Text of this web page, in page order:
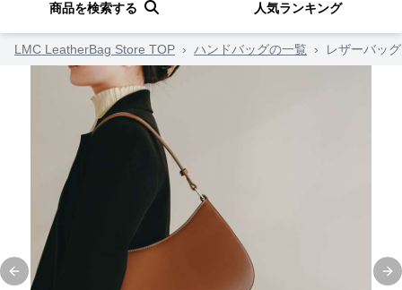
商品を検索する 人気ランキング
LMC LeatherBag Store TOP › ハンドバッグの一覧 › レザーバッ
Previous slide